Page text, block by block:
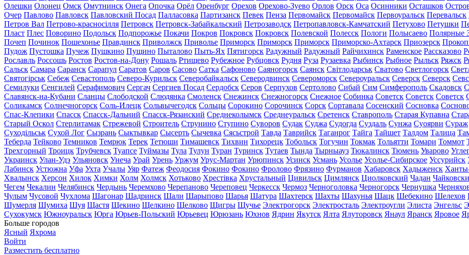
Олешки Олонец Омск Омутнинск Онега Опочка Орёл Оренбург Орехов Орехово-Зуево Орлов Орск Оса Осинники Осташков
Очер Павлово Павловск Павловский Посад Палласовка Партизанск Певек Пенза Первомайск Первомайск Первоуральск Перевальск
Петров Вал Петрово-красносілля Петровск Петровск-Забайкальский Петрозаводск Петропавловск-Камчатский Петухово Петушки
Пласт Плес Поворино Подольск Подпорожье Покачи Покров Покровск Покровск Полевской Полесск Пологи Полысаево Полярные
Почеп Починок Пошехонье Правдинск Приволжск Приволье Приморск Приморск Приморск Приморско-Ахтарск Приозерск
Пудож Пустошка Пучеж Пушкино Пущино Пыталово Пыть-Ях Пятигорск Радужный Радужный Райчихинск Раменское Рассказово
Рославль Россошь Ростов Ростов-на-Дону Рошаль Ртищево Рубежное Рубцовск Рудня Руза Рузаевка Рыбинск Рыбное Рыльск Ряжск
Сальск Самара Саранск Сарапул Саратов Саров Сасово Сатка Сафоново Саяногорск Саянск Світлодарськ Сватово Светлогорск
Святогірськ Себеж Севастополь Северо-Курильск Северобайкальск Северодвинск Североморск Североуральск Северск Северск
Семилуки Сенгилей Серафимович Сергач Сергиев Посад Сердобск Серов Серпухов Сертолово Сибай Сим Симферополь Скадовск
Славянск-на-Кубани Сланцы Слободской Слюдянка Смоленск Снежинск Снежногорск Снежное Собинка Советск Советск Советск
Соликамск Солнечногорск Соль-Илецк Сольвычегодск Сольцы Сорокино Сорочинск Сорск Сортавала Сосенский Сосновка
Спас-Клепики Спасск Спасск-Дальний Спасск-Рязанский Среднеколымск Среднеуральск Сретенск Ставрополь Старая Купавна
Старый Оскол Стерлитамак Стрежевой Строитель Струнино Ступино Суворов Судак Суджа Судогда Суздаль Сунжа Суоярви Сураж
Суходільськ Сухой Лог Сызрань Сыктывкар Сысерть Сычевка Сясьстрой Тавда Таврийск Таганрог Тайга Тайшет Талдом Талица
Теберда Тейково Темников Темрюк Терек Тетюши Тимашевск Тихвин Тихорецк Тобольск Тогучин Токмак Тольятти Томари Томмот
Трехгорный Троицк Трубчевск Туапсе Туймазы Тула Тулун Туран Туринск Тутаев Тында Тырныауз Тюкалинск Тюмень Уварово
Украинск Улан-Удэ Ульяновск Унеча Урай Урень Уржум Урус-Мартан Урюпинск Усинск Усмань Усолье Усолье-Сибирское Уссурийск
Лабинск Устюжна Уфа Ухта Учалы Уяр Фатеж Феодосия Фокино Фокино Фролово Фрязино Фурманов Хабаровск Хадыженск
Хвалынск Херсон Хилок Химки Холм Холмск Хотьково Хрестівка Хрустальный Цивильск Цимлянск Циолковский Чадан
Чегем Чекалин Челябинск Чердынь Черемхово Черепаново Череповец Черкесск Чермоз Черноголовка Черногорск Чернушка
Чулым Чусовой Чухлома Шагонар Шадринск Шали Шарыпово Шарья Шатура Шахтерск Шахты Шахунья Шацк Шебекино Шелехов
Шумерля Шумиха Шуя Щастя Щекино Щелкино Щелково Щигры Щучье Электрогорск Электросталь Электроугли Элиста Энгельс
Сухокумск Южноуральск Юрга Юрьев-Польский Юрьевец Юрюзань Юхнов Ядрин Якутск Ялта Ялуторовск Янаул Яранск Яровое
Больше городов
Ясный Яхрома
Войти
Разместить бесплатно